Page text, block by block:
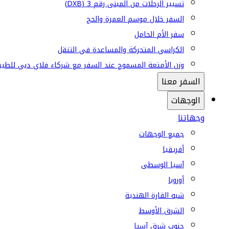
تسيير الرحلات من المبنى رقم 3 (DXB)
السفر خلال موسم العمرة والحج
سفر الأم الحامل
الكراسي المتحركة والمساعدة في التنقل
وزن الأمتعة المسموح عند السفر مع شركاء فلاي دبي
السفر معنا
الوجهات
وجهاتنا
جميع الوجهات
أفريقيا
آسيا الوسطى
أوروبا
شبه القارة الهندية
الشرق الأوسط
جنوب شرق آسيا